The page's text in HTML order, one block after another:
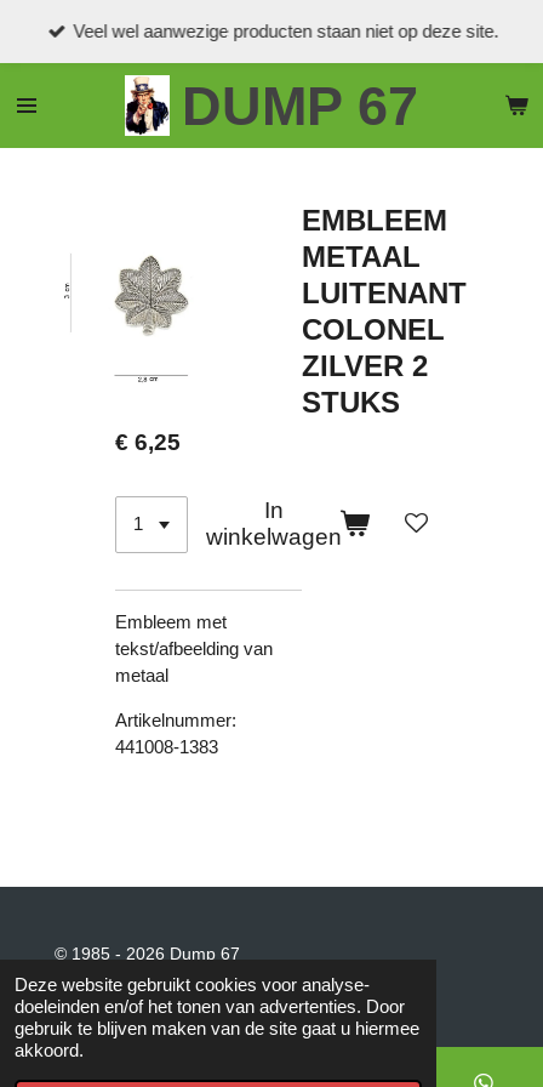
Deze website gebruikt cookies voor analyse-
doeleinden en/of het tonen van advertenties. Door
gebruik te blijven maken van de site gaat u hiermee
akkoord.
de
DUMP 67
Veel wel aanwezige producten staan niet op deze site.
EMBLEEM
METAAL
LUITENANT
COLONEL
ZILVER 2
STUKS
€ 6,25
In
winkelwagen
Embleem met
tekst/afbeelding van
metaal
Artikelnummer:
441008-1383
© 1985 - 2026 Dump 67
Powered byJouwWeb